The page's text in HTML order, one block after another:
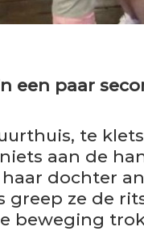
een paar
te
aan de
dochter
greep ze de
beweging